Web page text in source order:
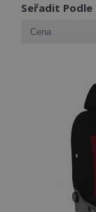
Seřadit Podle